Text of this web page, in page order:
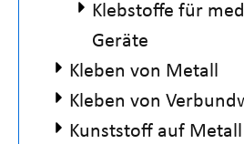
Klebstoffe für
Geräte
Kleben von Metall
Kleben von
Kunststoff auf